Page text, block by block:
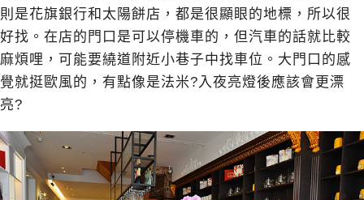
則是花旗銀行和太陽餅店，都是很顯眼的地標，所以很
好找。在店的門口是可以停機車的，但汽車的話就比較
麻煩哩，可能要繞道附近小巷子中找車位。大門口的感
覺就挺歐風的，有點像是法米?入夜亮燈後應該會更漂
亮?